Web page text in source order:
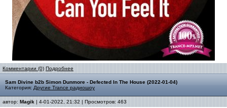
Комментарии (0) Подробнее
Sam Divine b2b Simon Dunmore - Defected In The House (2022-01-04)
Категория: Другие Trance радиошоу
автор: Magik | 4-01-2022, 21:32 | Просмотров: 463